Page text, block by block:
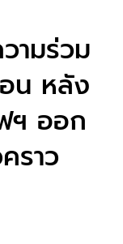
ามร่วม
น หลัง
ฯ ออก
ราว